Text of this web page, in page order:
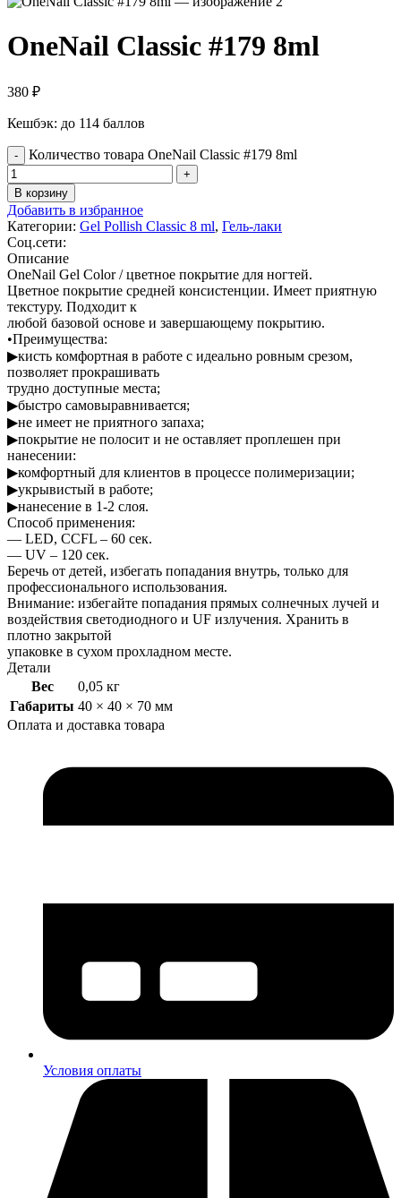
OneNail Classic #179 8ml
380 ₽
Кешбэк: до 114 баллов
Количество товара OneNail Classic #179 8ml
В корзину
Добавить в избранное
Категории: Gel Pollish Classic 8 ml, Гель-лаки
Соц.сети:
Описание
OneNail Gel Color / цветное покрытие для ногтей.
Цветное покрытие средней консистенции. Имеет приятную
текстуру. Подходит к
любой базовой основе и завершающему покрытию.
•Преимущества:
▶кисть комфортная в работе с идеально ровным срезом,
позволяет прокрашивать
трудно доступные места;
▶быстро самовыравнивается;
▶не имеет не приятного запаха;
▶покрытие не полосит и не оставляет проплешен при
нанесении:
▶комфортный для клиентов в процессе полимеризации;
▶укрывистый в работе;
▶нанесение в 1-2 слоя.
Способ применения:
— LED, CCFL – 60 сек.
— UV – 120 сек.
Беречь от детей, избегать попадания внутрь, только для
профессионального использования.
Внимание: избегайте попадания прямых солнечных лучей и
воздействия светодиодного и UF излучения. Хранить в
плотно закрытой
упаковке в сухом прохладном месте.
Детали
Вес
0,05 кг
Габариты 40 × 40 × 70 мм
Оплата и доставка товара
Условия оплаты